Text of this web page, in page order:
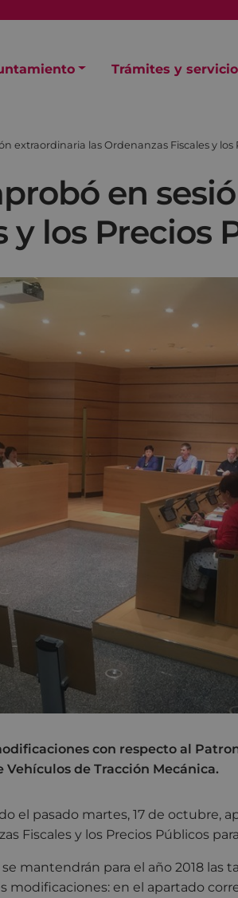
Trámites y
extraordinaria las Ordenanzas Fiscales y los
en
y los Precios
con respecto al
de Tracción Mecánica.
el pasado martes, 17 de octubre,
Fiscales y los Precios Públicos
mantendrán para el año 2018 las
modificaciones: en el apartado